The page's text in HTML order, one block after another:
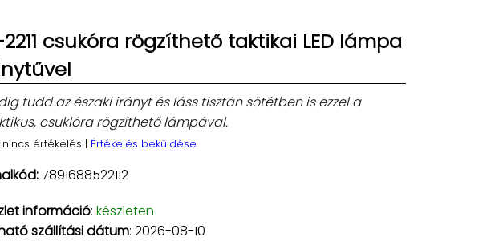
2211 csukóra rögzíthető taktikai LED lámpa
tudd az északi irányt és láss tisztán sötétben is ezzel a
csuklóra rögzíthető lámpával.
értékelés | Értékelés beküldése
7891688522112
információ: készleten
szállítási dátum: 2026-08-10